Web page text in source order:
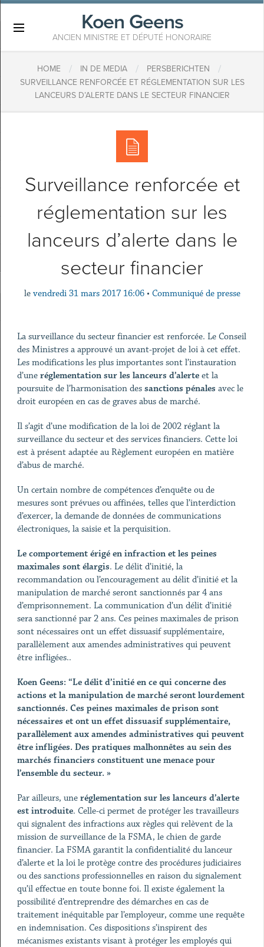
Koen Geens
ANCIEN MINISTRE ET DÉPUTÉ HONORAIRE
HOME / IN DE MEDIA / PERSBERICHTEN /
SURVEILLANCE RENFORCÉE ET RÉGLEMENTATION SUR LES
LANCEURS D’ALERTE DANS LE SECTEUR FINANCIER
Surveillance renforcée et
réglementation sur les
lanceurs d’alerte dans le
secteur financier
le vendredi 31 mars 2017 16:06 • Communiqué de presse
La surveillance du secteur financier est renforcée. Le Conseil
des Ministres a approuvé un avant-projet de loi à cet effet.
Les modifications les plus importantes sont l’instauration
d’une réglementation sur les lanceurs d’alerteet la
poursuite de l’harmonisation des sanctions pénales avec le
droit européen en cas de graves abus de marché.
Il s’agit d’une modification de la loi de 2002 réglant la
surveillance du secteur et des services financiers. Cette loi
est à présent adaptée au Règlement européen en matière
d’abus de marché.
Un certain nombre de compétences d’enquête ou de
mesures sont prévues ou affinées, telles que l’interdiction
d’exercer, la demande de données de communications
électroniques, la saisie et la perquisition.
Le comportement érigé en infraction et les peines
maximales sont élargis. Le délit d’initié, la
recommandation ou l’encouragement au délit d’initié et la
manipulation de marché seront sanctionnés par 4 ans
d’emprisonnement. La communication d’un délit d’initié
sera sanctionné par 2 ans. Ces peines maximales de prison
sont nécessaires ont un effet dissuasif supplémentaire,
parallèlement aux amendes administratives qui peuvent
être infligées..
Koen Geens: “Le délit d’initié en ce qui concerne des
actions et la manipulation de marché seront lourdement
sanctionnés. Ces peines maximales de prison sont
nécessaires et ont un effet dissuasif supplémentaire,
parallèlement aux amendes administratives qui peuvent
être infligées. Des pratiques malhonnêtes au sein des
marchés financiers constituent une menace pour
l’ensemble du secteur. »
Par ailleurs, une réglementation sur les lanceurs d’alerte
est introduite. Celle-ci permet de protéger les travailleurs
qui signalent des infractions aux règles qui relèvent de la
mission de surveillance de la FSMA, le chien de garde
financier. La FSMA garantit la confidentialité du lanceur
d’alerte et la loi le protège contre des procédures judiciaires
ou des sanctions professionnelles en raison du signalement
qu’il effectue en toute bonne foi. Il existe également la
possibilité d’entreprendre des démarches en cas de
traitement inéquitable par l’employeur, comme une requête
en indemnisation. Ces dispositions s’inspirent des
mécanismes existants visant à protéger les employés qui